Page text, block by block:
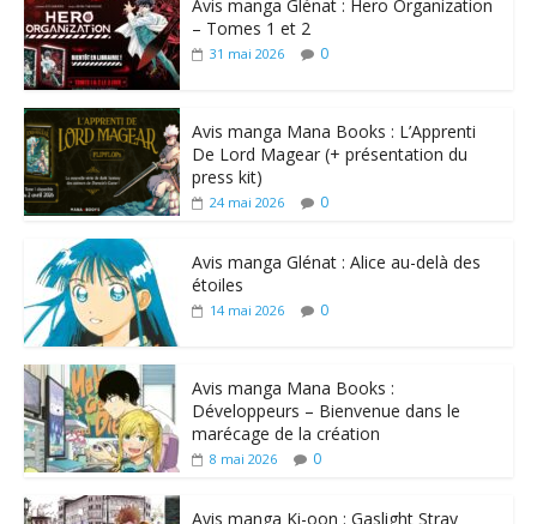
Avis manga Glénat : Hero Organization
– Tomes 1 et 2
31 mai 2026 0
Avis manga Mana Books : L’Apprenti
De Lord Magear (+ présentation du
press kit)
24 mai 2026 0
Avis manga Glénat : Alice au-delà des
étoiles
14 mai 2026 0
Avis manga Mana Books :
Développeurs – Bienvenue dans le
marécage de la création
8 mai 2026 0
Avis manga Ki-oon : Gaslight Stray